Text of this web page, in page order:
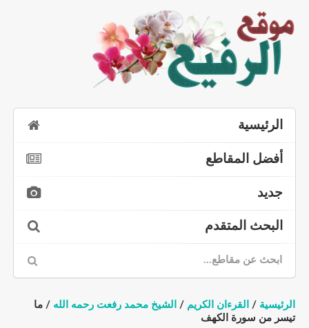
الرئيسية
أفضل المقاطع
جديد
البحث المتقدم
الرئيسية / القرءان الكريم / الشيخ محمد رفعت رحمه الله / ما
تيسر من سورة الكهف